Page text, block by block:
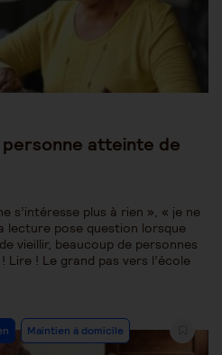
atteinte de
s’intéresse plus à rien », « je ne
lecture pose question lorsque
vieillir, beaucoup de personnes
Lire ! Le grand pas vers l’école
Maintien à domicile